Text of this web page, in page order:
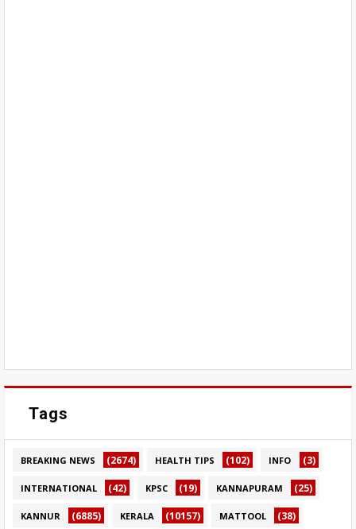
Tags
BREAKING NEWS (2674) HEALTH TIPS (102) INFO (3)
INTERNATIONAL (42) KPSC (19) KANNAPURAM (25)
KANNUR (6885) KERALA (10157) MATTOOL (38)